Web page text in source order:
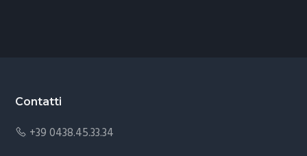
Footer
Contatti
+39 0438.45.33.34